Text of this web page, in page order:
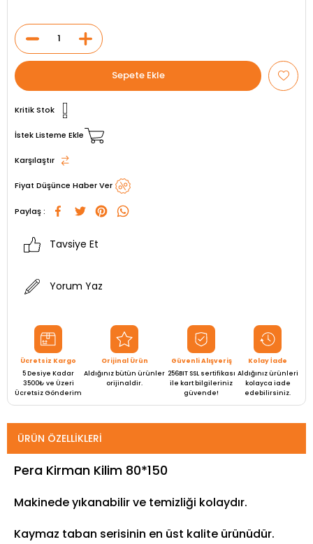
Kritik Stok
İstek Listeme Ekle
Karşılaştır
Fiyat Düşünce Haber Ver
Paylaş :
Tavsiye Et
Yorum Yaz
Ücretsiz Kargo
5 Desiye Kadar
3500₺ ve Üzeri
Ücretsiz Gönderim
Orijinal Ürün
Aldığınız bütün ürünler
orijinaldir.
Güvenli Alışveriş
256BIT SSL sertifikası
ile kart bilgileriniz
güvende!
Kolay İade
Aldığınız ürünleri
kolayca iade
edebilirsiniz.
ÜRÜN ÖZELLIKLERI
Pera Kirman Kilim 80*150
Makinede yıkanabilir ve temizliği kolaydır.
Kaymaz taban serisinin en üst kalite ürünüdür.